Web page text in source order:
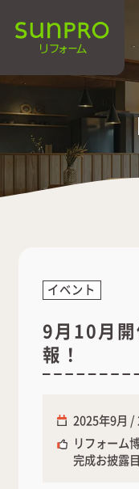
イベント
9月10月
報！
2025年9月 /
リフォーム
完成お披露